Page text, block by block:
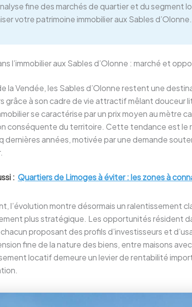
fine des marchés de quartier et du segment
votre patrimoine immobilier aux Sables d’Olonne.
l’immobilier aux Sables d’Olonne : marché et
la Vendée, les Sables d’Olonne restent une
grâce à son cadre de vie attractif mêlant douceur
se caractérise par un prix moyen au mètre
conséquente du territoire. Cette tendance est le
dernières années, motivée par une demande
: Quartiers de Limoges à éviter : les zones à
l’évolution montre désormais un ralentissement
plus stratégique. Les opportunités résident
proposant des profils d’investisseurs et
fine de la nature des biens, entre maisons
locatif demeure un levier de rentabilité